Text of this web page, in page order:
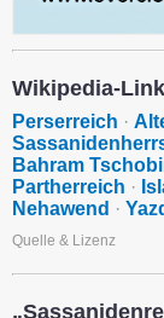
Wikipedia-
Perserreich ·
Bahram
Partherreich ·
Nehawend ·
Quelle & Lizenz